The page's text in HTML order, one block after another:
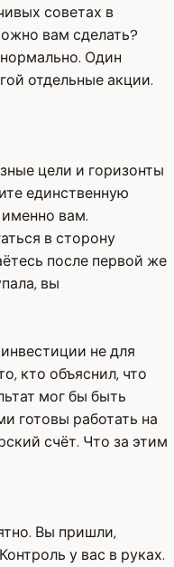
советах в
вам сделать?
Один
отдельные акции.
цели и горизонты
единственную
вам.
в сторону
после первой же
вы
не для
кто объяснил, что
мог бы быть
готовы работать на
счёт. Что за этим
Вы пришли,
у вас в руках.